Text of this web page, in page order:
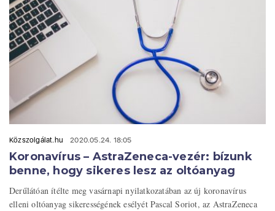
Közszolgálat.hu 2020.05.24. 18:05
Koronavírus – AstraZeneca-vezér: bízunk
benne, hogy sikeres lesz az oltóanyag
Derűlátóan ítélte meg vasárnapi nyilatkozatában az új koronavírus
elleni oltóanyag sikerességének esélyét Pascal Soriot, az AstraZeneca